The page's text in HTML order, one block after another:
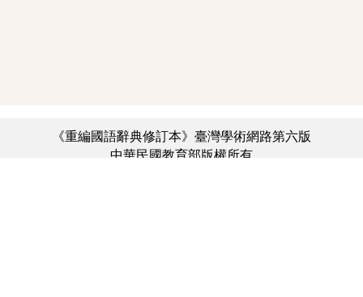
《重編國語辭典修訂本》臺灣學術網路第六版
中華民國教育部版權所有